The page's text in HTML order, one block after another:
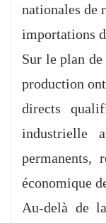
nationales de
importations
Sur le plan
production
directs
industrielle
permanents,
économique
Au-delà de